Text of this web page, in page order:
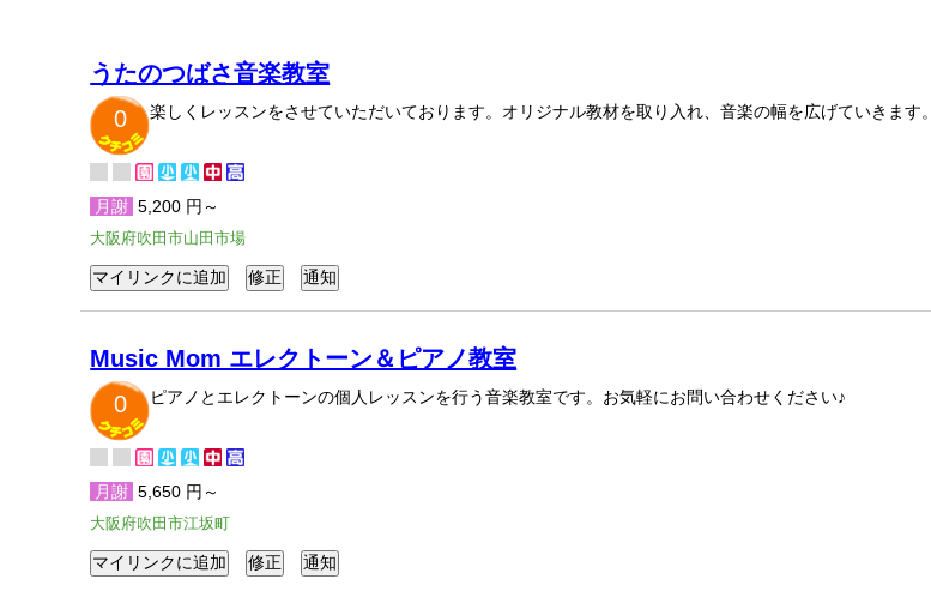
うたのつばさ音楽教室
0
楽しくレッスンをさせていただいております。オリジナル教材を取り入れ、音楽の幅を広げていきます。
月謝 5,200 円～
大阪府吹田市山田市場
Music Mom エレクトーン＆ピアノ教室
0
ピアノとエレクトーンの個人レッスンを行う音楽教室です。お気軽にお問い合わせください♪
月謝 5,650 円～
大阪府吹田市江坂町